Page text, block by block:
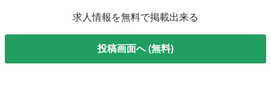
求人情報を無料で掲載出来る
投稿画面へ (無料)